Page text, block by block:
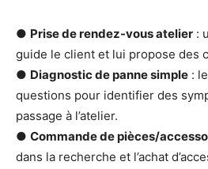
● Prise de rendez-vous atelier :
guide le client et lui propose des
● Diagnostic de panne simple :
questions pour identifier des
passage à l’atelier.
● Commande de pièces/
dans la recherche et l’achat